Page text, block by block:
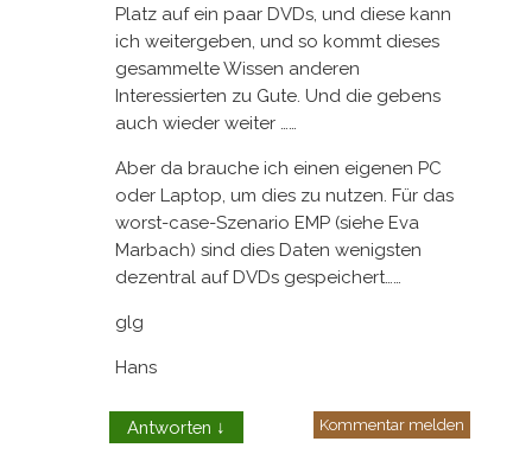
Platz auf ein paar DVDs, und diese kann
ich weitergeben, und so kommt dieses
gesammelte Wissen anderen
Interessierten zu Gute. Und die gebens
auch wieder weiter ……
Aber da brauche ich einen eigenen PC
oder Laptop, um dies zu nutzen. Für das
worst-case-Szenario EMP (siehe Eva
Marbach) sind dies Daten wenigsten
dezentral auf DVDs gespeichert……
glg
Hans
Antworten ↓ Kommentar melden